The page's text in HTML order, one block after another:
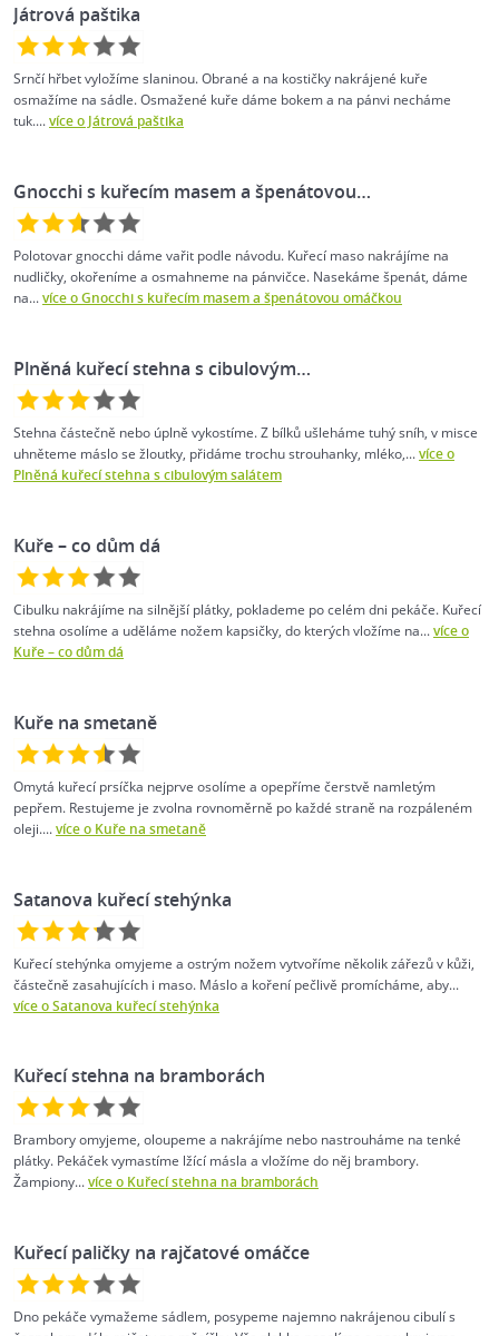
Játrová paštika
Srnčí hřbet vyložíme slaninou. Obrané a na kostičky nakrájené kuře
osmažíme na sádle. Osmažené kuře dáme bokem a na pánvi necháme
tuk....více o Játrová paštika
Gnocchi s kuřecím masem a špenátovou…
Polotovar gnocchi dáme vařit podle návodu. Kuřecí maso nakrájíme na
nudličky, okořeníme a osmahneme na pánvičce. Nasekáme špenát, dáme
na...více o Gnocchi s kuřecím masem a špenátovou omáčkou
Plněná kuřecí stehna s cibulovým…
Stehna částečně nebo úplně vykostíme. Z bílků ušleháme tuhý sníh, v misce
uhněteme máslo se žloutky, přidáme trochu strouhanky, mléko,...více o
Plněná kuřecí stehna s cibulovým salátem
Kuře –⁠ co dům dá
Cibulku nakrájíme na silnější plátky, poklademe po celém dni pekáče. Kuřecí
stehna osolíme a uděláme nožem kapsičky, do kterých vložíme na...více o
Kuře –⁠ co dům dá
Kuře na smetaně
Omytá kuřecí prsíčka nejprve osolíme a opepříme čerstvě namletým
pepřem. Restujeme je zvolna rovnoměrně po každé straně na rozpáleném
oleji....více o Kuře na smetaně
Satanova kuřecí stehýnka
Kuřecí stehýnka omyjeme a ostrým nožem vytvoříme několik zářezů v kůži,
částečně zasahujících i maso. Máslo a koření pečlivě promícháme, aby...
více o Satanova kuřecí stehýnka
Kuřecí stehna na bramborách
Brambory omyjeme, oloupeme a nakrájíme nebo nastrouháme na tenké
plátky. Pekáček vymastíme lžící másla a vložíme do něj brambory.
Žampiony...více o Kuřecí stehna na bramborách
Kuřecí paličky na rajčatové omáčce
Dno pekáče vymažeme sádlem, posypeme najemno nakrájenou cibulí s